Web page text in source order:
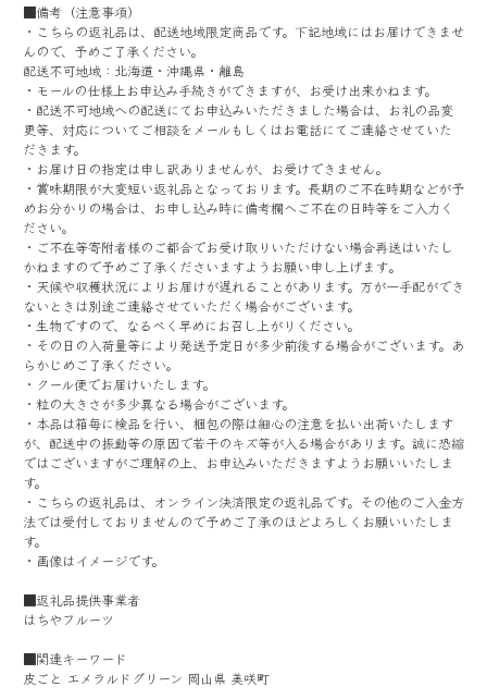
■備考（注意事項）
・こちらの返礼品は、配送地域限定商品です。下記地域にはお届けできませ
んので、予めご了承ください。
配送不可地域：北海道・沖縄県・離島
・モールの仕様上お申込み手続きができますが、お受け出来かねます。
・配送不可地域への配送にてお申込みいただきました場合は、お礼の品変
更等、対応についてご相談をメールもしくはお電話にてご連絡させていた
だきます。
・お届け日の指定は申し訳ありませんが、お受けできません。
・賞味期限が大変短い返礼品となっております。長期のご不在時期などが予
めお分かりの場合は、お申し込み時に備考欄へご不在の日時等をご入力く
ださい。
・ご不在等寄附者様のご都合でお受け取りいただけない場合再送はいたし
かねますので予めご了承くださいますようお願い申し上げます｡
・天候や収穫状況によりお届けが遅れることがあります。万が一手配ができ
ないときは別途ご連絡させていただく場合がございます。
・生物ですので、なるべく早めにお召し上がりください。
・その日の入荷量等により発送予定日が多少前後する場合がございます。あ
らかじめご了承ください。
・クール便でお届けいたします。
・粒の大きさが多少異なる場合がございます。
・本品は箱毎に検品を行い、梱包の際は細心の注意を払い出荷いたします
が、配送中の振動等の原因で若干のキズ等が入る場合があります。誠に恐縮
ではございますがご理解の上、お申込みいただきますようお願いいたしま
す。
・こちらの返礼品は、オンライン決済限定の返礼品です。その他のご入金方
法では受付しておりませんので予めご了承のほどよろしくお願いいたしま
す。
・画像はイメージです。
■返礼品提供事業者
はちやフルーツ
■関連キーワード
皮ごと エメラルドグリーン 岡山県 美咲町